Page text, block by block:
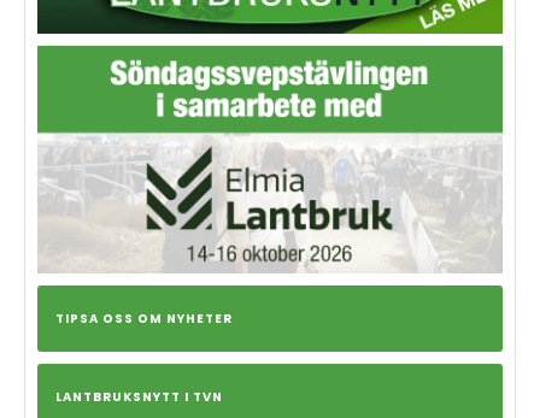
TIPSA OSS OM NYHETER
LANTBRUKSNYTT I TVN